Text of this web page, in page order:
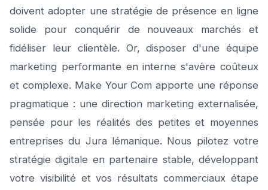
doivent adopter une stratégie de présence en ligne
solide pour conquérir de nouveaux marchés et
fidéliser leur clientèle. Or, disposer d'une équipe
marketing performante en interne s'avère coûteux
et complexe. Make Your Com apporte une réponse
pragmatique : une direction marketing externalisée,
pensée pour les réalités des petites et moyennes
entreprises du Jura lémanique. Nous pilotez votre
stratégie digitale en partenaire stable, développant
votre visibilité et vos résultats commerciaux étape